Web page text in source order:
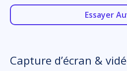
Essayer
Capture d’écran &